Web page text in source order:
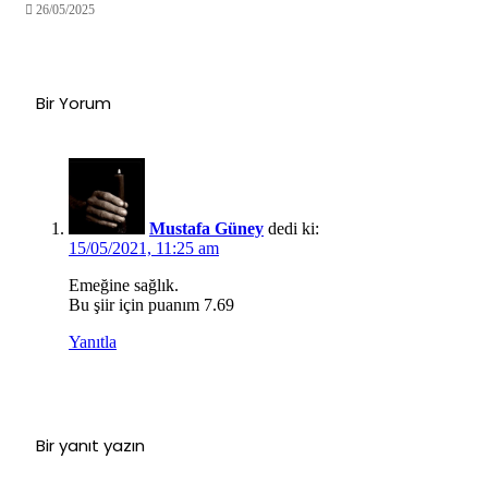
26/05/2025
Bir Yorum
Mustafa Güney dedi ki:
15/05/2021, 11:25 am
Emeğine sağlık.
Bu şiir için puanım 7.69
Yanıtla
Bir yanıt yazın